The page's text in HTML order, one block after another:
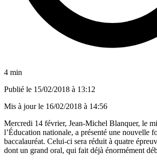
4 min
Publié le 15/02/2018 à 13:12
Mis à jour le 16/02/2018 à 14:56
Mercredi 14 février, Jean-Michel Blanquer, le
l’Éducation nationale, a présenté une nouvelle
baccalauréat. Celui-ci sera réduit à quatre
dont un grand oral, qui fait déjà énormément